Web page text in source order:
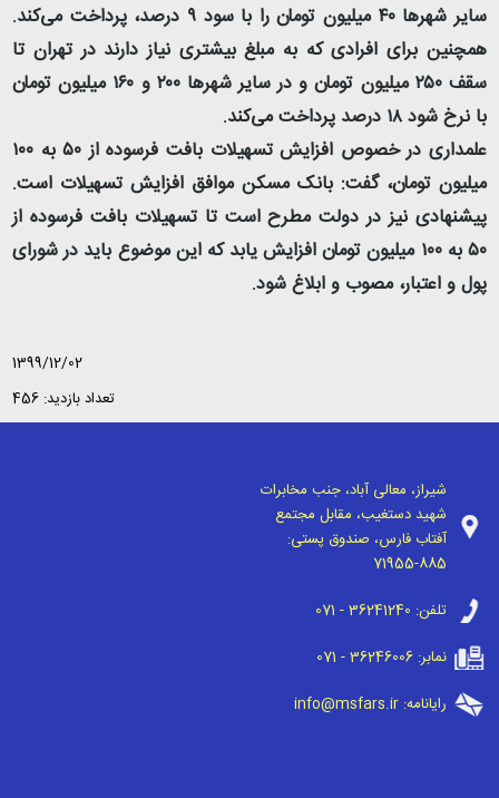
سایر شهرها ۴۰ میلیون تومان را با سود ۹ درصد، پرداخت می‌کند.
همچنین برای افرادی که به مبلغ بیشتری نیاز دارند در تهران تا
سقف ۲۵۰ میلیون تومان و در سایر شهرها ۲۰۰ و ۱۶۰ میلیون تومان
با نرخ شود ۱۸ درصد پرداخت می‌کند.
علمداری در خصوص افزایش تسهیلات بافت فرسوده از ۵۰ به ۱۰۰
میلیون تومان، گفت: بانک مسکن موافق افزایش تسهیلات است.
پیشنهادی نیز در دولت مطرح است تا تسهیلات بافت فرسوده از
۵۰ به ۱۰۰ میلیون تومان افزایش یابد که این موضوع باید در شورای
پول و اعتبار، مصوب و ابلاغ شود.
1399/12/02
تعداد بازدید: 456
شیراز، معالی آباد، جنب مخابرات
شهید دستغیب، مقابل مجتمع
آفتاب فارس، صندوق پستی:
71955-885
تلفن: 071 - 36241240
نمابر:071 - 36246006
رایانامه:info@msfars.ir